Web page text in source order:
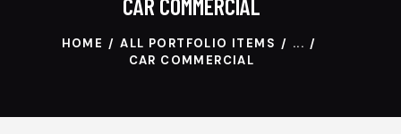
CAR COMMERCIAL
HOME ALL PORTFOLIO ITEMS
...
CAR COMMERCIAL